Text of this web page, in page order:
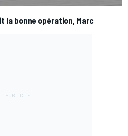
la bonne opération, Marc